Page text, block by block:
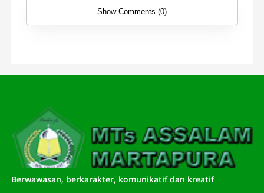
Show Comments (0)
Berwawasan, berkarakter, komunikatif dan kreatif